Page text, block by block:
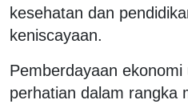
kesehatan dan
keniscayaan.
Pemberdayaan
perhatian dalam rangka